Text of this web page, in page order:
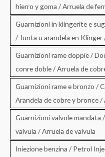
hierro y goma / Arruela de
Guarnizioni in klingerite e
/ Junta u arandela en Klinger
Guarnizioni rame doppie /
conre doble / Arruela de
Guarnizioni rame e bronzo /
Arandela de cobre y bronce
Guarnizioni valvole mandata
valvula / Arruela de valvula
Iniezione benzina / Petrol